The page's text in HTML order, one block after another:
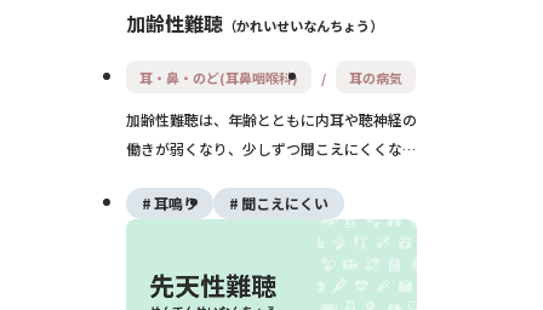
加齢性難聴 かれいせいなんちょう
耳・鼻・のど(耳鼻咽喉科) 耳の病気
加齢性難聴は、年齢とともに内耳や聴神経の
働きが弱くなり、少しずつ聞こえにくくなる
り、テレビの音量が大きくなる、人の話を聞
き返すことが増えるのが特徴です。完全に元
に戻す治療はありませんが、補聴器や生活の
工夫で日常生活の不便を大きく減らすことが
耳鳴り 聞こえにくい